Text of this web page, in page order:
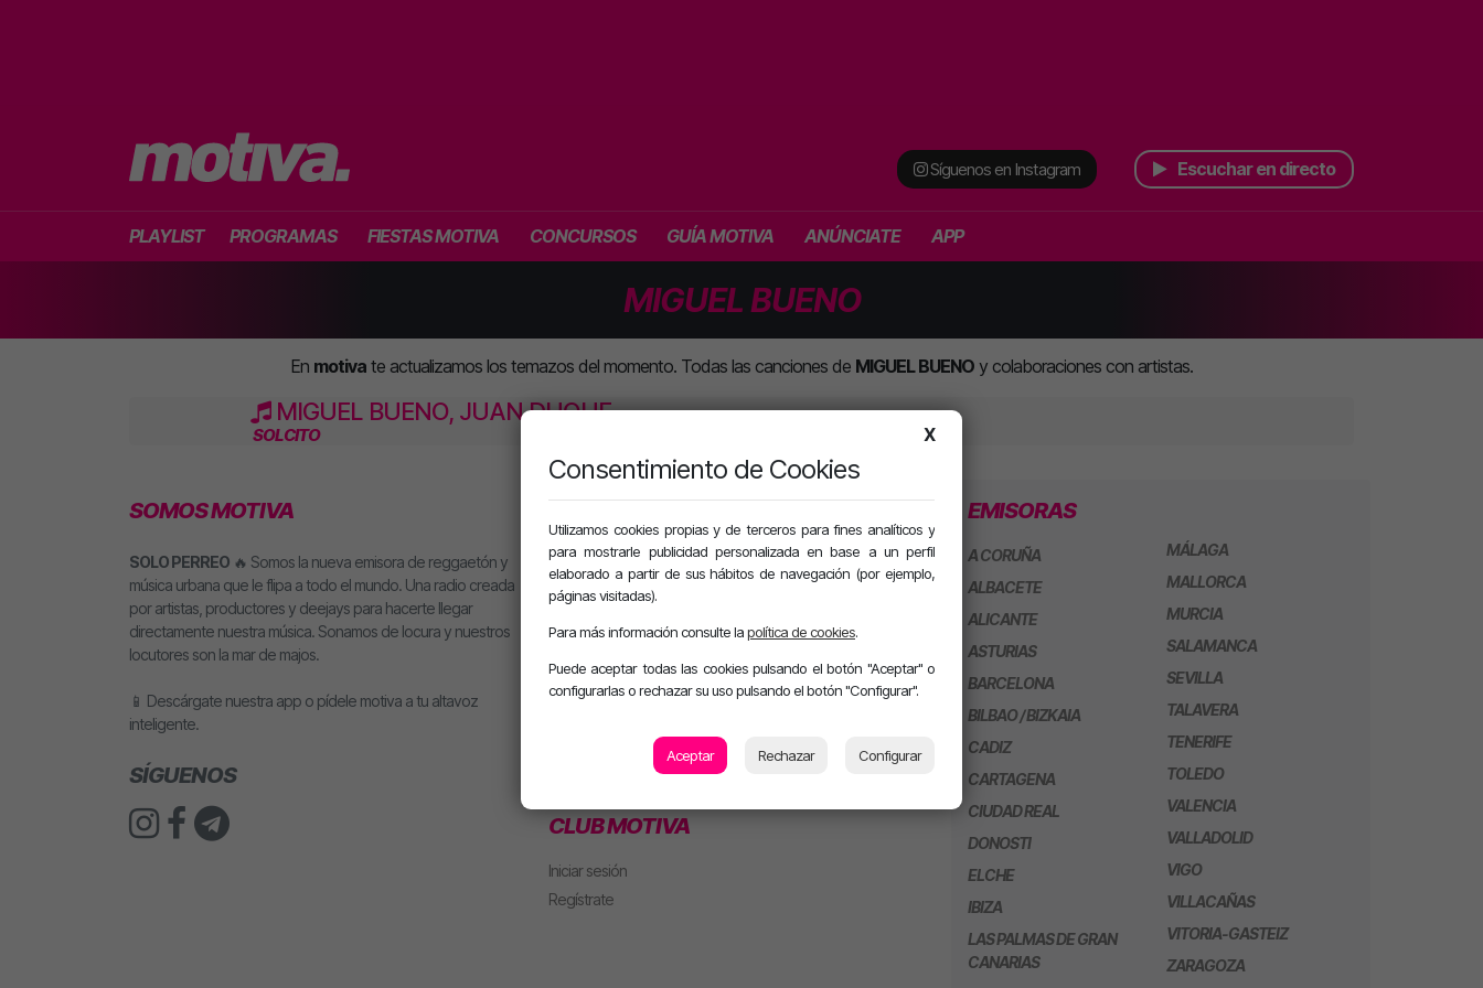
Síguenos en Instagram Escuchar en directo
PLAYLIST PROGRAMAS FIESTAS MOTIVA CONCURSOS GUÍA MOTIVA ANÚNCIATE APP
MIGUEL BUENO
En motiva te actualizamos los temazos del momento. Todas las canciones de MIGUEL BUENO y colaboraciones con artistas.
MIGUEL BUENO, JUAN DUQUE
SOLCITO
SOMOS MOTIVA
SOLO PERREO 🔥 Somos la nueva emisora de reggaetón y
música urbana que le flipa a todo el mundo. Una radio creada
por artistas, productores y deejays para hacerte llegar
directamente nuestra música. Sonamos de locura y nuestros
locutores son la mar de majos.
📱 Descárgate nuestra app o pídele motiva a tu altavoz
inteligente.
SÍGUENOS
MJ
Alan González
Mel Pescuezo
Manu Rubio
Juanma Arriaza
motiva PARTY con Alan
CLUB MOTIVA
Iniciar sesión
Regístrate
Playlist
Concursos
EMPRESAS
Emítenos en tu ciudad
EMISORAS
A CORUÑA
ALBACETE
ALICANTE
ASTURIAS
BARCELONA
BILBAO / BIZKAIA
CADIZ
CARTAGENA
CIUDAD REAL
DONOSTI
ELCHE
IBIZA
LAS PALMAS DE GRAN
CANARIAS
MÁLAGA
MALLORCA
MURCIA
SALAMANCA
SEVILLA
TALAVERA
TENERIFE
TOLEDO
VALENCIA
VALLADOLID
VIGO
VILLACAÑAS
VITORIA-GASTEIZ
ZARAGOZA
X
Consentimiento de Cookies
Utilizamos cookies propias y de terceros para fines analíticos y
para mostrarle publicidad personalizada en base a un perfil
elaborado a partir de sus hábitos de navegación (por ejemplo,
páginas visitadas).
Para más información consulte lapolítica de cookies.
Puede aceptar todas las cookies pulsando el botón "Aceptar" o
configurarlas o rechazar su uso pulsando el botón "Configurar".
Aceptar Rechazar Configurar